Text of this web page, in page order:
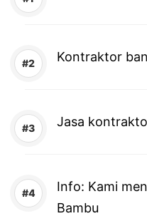
Kontraktor
Jasa
Info: Kami
Bambu